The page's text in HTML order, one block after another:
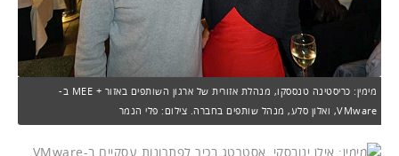
מימין: כריסטינה טנססקו, מנהלת אזורית של ארגון השותפים באזור + MEE ב-
VMware, ואלון סלע, מנהל שותפים בחברה. צילום: פלי הנמר